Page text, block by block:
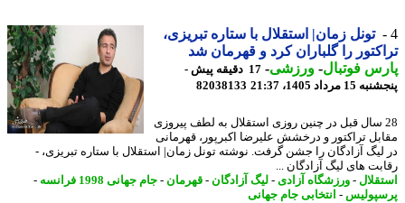
تونل زمان| استقلال با ستاره تبریزی،
را گلباران کرد و قهرمان شد
فوتبال-ورزشی-
17 دقیقه پیش -
1405، 21:37
82038133
سال قبل در چنین روزی استقلال به لطف پیروزی
تراکتور و درخشش علیرضا اکبرپور، قهرمانی
آزادگان را جشن گرفت. نوشته تونل زمان| استقلال با ستاره تبریزی، -
های لیگ آزادگان ...
-ورزشگاه آزادی -لیگ آزادگان-قهرمان -جام جهانی 1998 فرانسه
-
-انتخابی جام جهانی